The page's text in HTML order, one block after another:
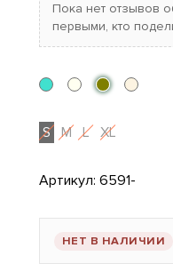
Пока нет отзывов
первыми, кто
S M L XL
Артикул: 6591-
НЕТ В НАЛИЧИИ